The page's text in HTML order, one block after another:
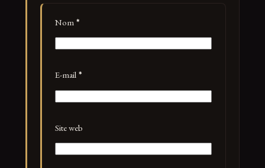
Nom *
E-mail *
Site web